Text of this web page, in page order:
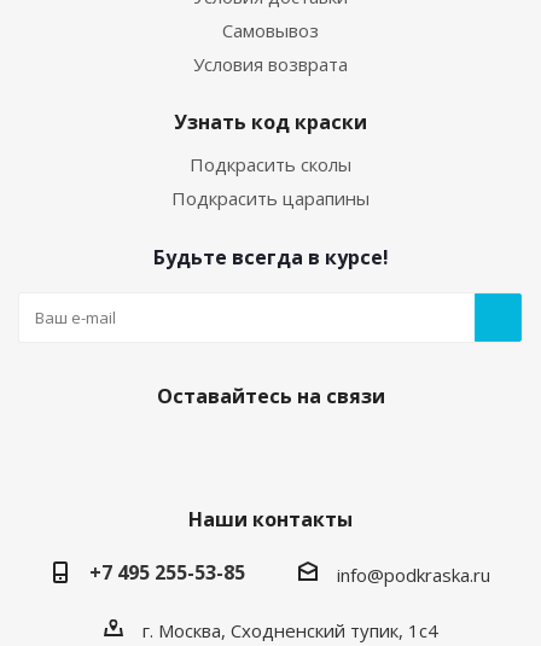
Самовывоз
Условия возврата
Узнать код краски
Подкрасить сколы
Подкрасить царапины
Будьте всегда в курсе!
Оставайтесь на связи
Наши контакты
+7 495 255-53-85
info@podkraska.ru
г. Москва, Сходненский тупик, 1с4